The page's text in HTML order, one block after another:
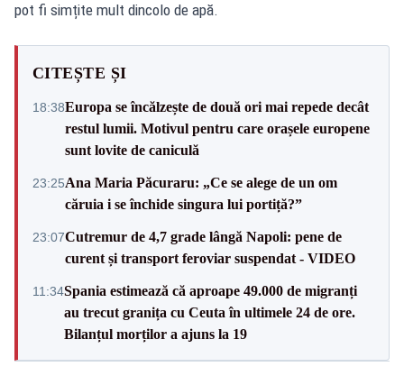
pot fi simțite mult dincolo de apă.
CITEȘTE ȘI
18:38Europa se încălzește de două ori mai repede decât
restul lumii. Motivul pentru care orașele europene
sunt lovite de caniculă
23:25Ana Maria Păcuraru: „Ce se alege de un om
căruia i se închide singura lui portiță?”
23:07Cutremur de 4,7 grade lângă Napoli: pene de
curent și transport feroviar suspendat - VIDEO
11:34Spania estimează că aproape 49.000 de migranți
au trecut granița cu Ceuta în ultimele 24 de ore.
Bilanțul morților a ajuns la 19